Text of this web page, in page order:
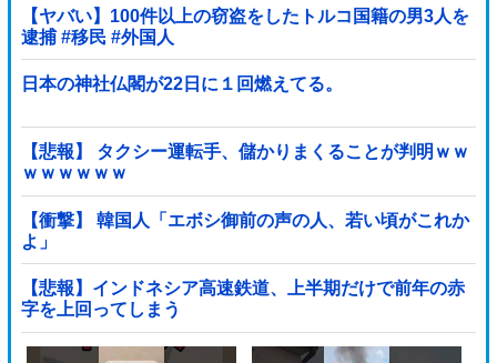
【ヤバい】100件以上の窃盗をしたトルコ国籍の男3人を
逮捕 #移民 #外国人
日本の神社仏閣が22日に１回燃えてる。
【悲報】 タクシー運転手、儲かりまくることが判明ｗｗ
ｗｗｗｗｗｗ
【衝撃】 韓国人「エボシ御前の声の人、若い頃がこれか
よ」
【悲報】インドネシア高速鉄道、上半期だけで前年の赤
字を上回ってしまう
wwwwwwwwwwwwwwwwwwwwwwwwwwwwwwwwww
wwwwwwwwwww他